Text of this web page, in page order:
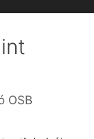
OSB